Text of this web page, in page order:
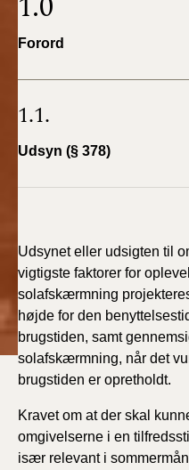
BR18 (1/1 - 30/6
BR18 (1/1-29/6
BR18 (10/3-30/6
2020)
BR18 (1/1-9/3 2020)
2019)
BR18 (1/1-4/7 2019)
Forord
1.1.
Udsyn (§ 378)
Udsynet eller udsigten til
vigtigste faktorer for
solafskærmning
højde for den
brugstiden, samt
solafskærmning, når det
brugstiden er opretholdt.
Kravet om at der skal
omgivelserne i en
især relevant i